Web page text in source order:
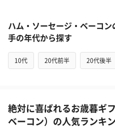
ハム・ソーセージ・ベーコ
手の年代から探す
10代 20代前半 20代後半
絶対に喜ばれるお歳暮ギ
ベーコン）の人気ランキ